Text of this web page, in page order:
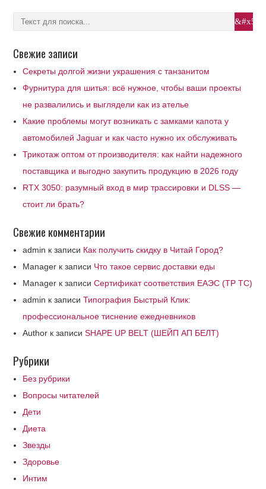
Свежие записи
Секреты долгой жизни украшения с танзанитом
Фурнитура для шитья: всё нужное, чтобы ваши проекты
не развалились и выглядели как из ателье
Какие проблемы могут возникать с замками капота у
автомобилей Jaguar и как часто нужно их обслуживать
Трикотаж оптом от производителя: как найти надежного
поставщика и выгодно закупить продукцию в 2026 году
RTX 3050: разумный вход в мир трассировки и DLSS —
стоит ли брать?
Свежие комментарии
admin к записи Как получить скидку в Читай Город?
Manager к записи Что такое сервис доставки еды
Manager к записиСертификат соответствия ЕАЭС (ТР ТС)
admin к записиТипография Быстрый Клик:
профессиональное тиснение ежедневников
Author к записиSHAPE UP BELT (ШЕЙП АП БЕЛТ)
Рубрики
Без рубрики
Вопросы читателей
Дети
Диета
Звезды
Здоровье
Интим